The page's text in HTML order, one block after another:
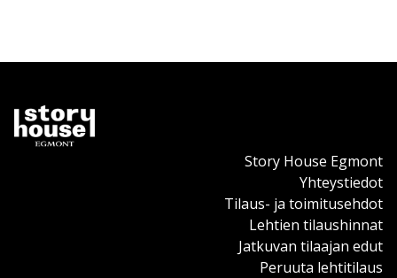
Story House Egmont
Yhteystiedot
Tilaus- ja toimitusehdot
Lehtien tilaushinnat
Jatkuvan tilaajan edut
Peruuta lehtitilaus